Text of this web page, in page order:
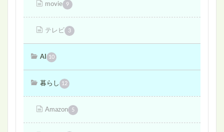
movie 9
テレビ 3
AI 10
暮らし 12
Amazon 5